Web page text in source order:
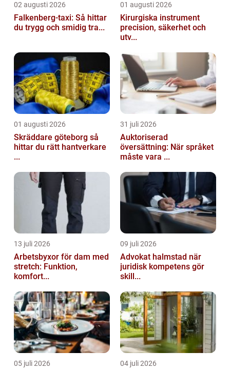
02 augusti 2026
Falkenberg-taxi: Så hittar
du trygg och smidig tra...
01 augusti 2026
Kirurgiska instrument
precision, säkerhet och
utv...
01 augusti 2026
Skräddare göteborg så
hittar du rätt hantverkare
...
31 juli 2026
Auktoriserad
översättning: När språket
måste vara ...
13 juli 2026
Arbetsbyxor för dam med
stretch: Funktion,
komfort...
09 juli 2026
Advokat halmstad när
juridisk kompetens gör
skill...
05 juli 2026 04 juli 2026